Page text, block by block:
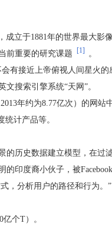
成立于1881年的世界最大影
前重要的研究课题
[1] 。
有接近上帝俯视人间星火的
搜索引擎系统“天网”。
年约为8.77亿次）的网
计产品等。
历史数据建立模型，在过
印度裔小伙子，被
，分析用户的路径和行为。”
个T）。